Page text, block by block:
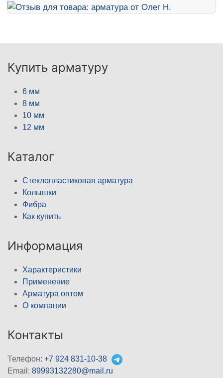
Купить арматуру
6 мм
8 мм
10 мм
12 мм
Каталог
Стеклопластиковая арматура
Колышки
Фибра
Как купить
Информация
Характеристики
Применение
Арматура оптом
О компании
Контакты
Телефон: +7 924 831-10-38
Email: 89993132280@mail.ru